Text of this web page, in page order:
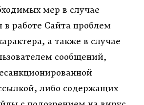
мер в случае
в работе Сайта проблем
а также в случае
сообщений,
либо содержащих